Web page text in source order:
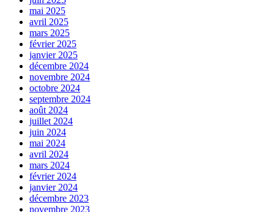
mai 2025
avril 2025
mars 2025
février 2025
janvier 2025
décembre 2024
novembre 2024
octobre 2024
septembre 2024
août 2024
juillet 2024
juin 2024
mai 2024
avril 2024
mars 2024
février 2024
janvier 2024
décembre 2023
novembre 2023